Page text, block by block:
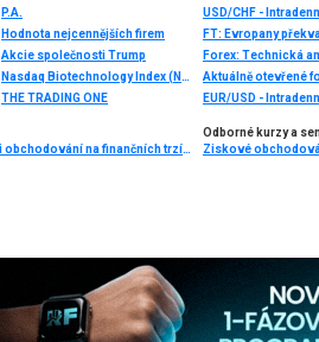
P.A.
Hodnota nejcennějších firem
Akcie společnosti Trump
Nasdaq Biotechnology Index (NBI)
THE TRADING ONE
USD/CHF -
Forex: Technická
Aktuálně otevřené
EUR/USD -
Začínáme na burze - Jak uspět při obchodování na finančních trzích (1. vydání)
Odborné kurzy a